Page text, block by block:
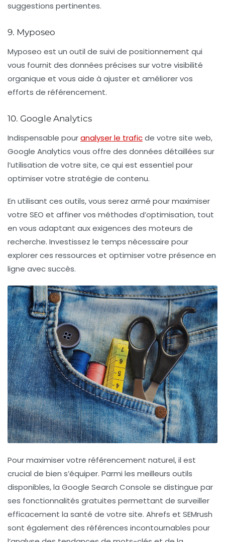
suggestions pertinentes.
9. Myposeo
Myposeo est un outil de suivi de positionnement qui
vous fournit des données précises sur votre visibilité
organique et vous aide à ajuster et améliorer vos
efforts de référencement.
10. Google Analytics
Indispensable pouranalyser le traficde votre site web,
Google Analytics vous offre des données détaillées sur
l’utilisation de votre site, ce qui est essentiel pour
optimiser votre stratégie de contenu.
En utilisant ces outils, vous serez armé pourmaximiser
votre SEO et affiner vos méthodes d’optimisation, tout
en vous adaptant aux exigences des moteurs de
recherche. Investissez le temps nécessaire pour
explorer ces ressources et optimiser votre présence en
ligne avec succès.
Pour maximiser votre référencement naturel, il est
crucial de bien s’équiper. Parmi les meilleurs outils
disponibles, la Google Search Console se distingue par
ses fonctionnalités gratuites permettant de surveiller
efficacement la santé de votre site. Ahrefs et SEMrush
sont également des références incontournables pour